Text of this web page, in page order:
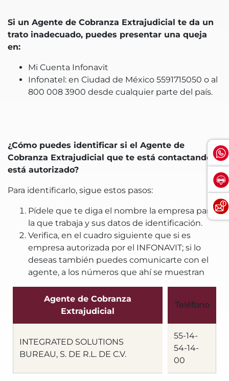
Si un Agente de Cobranza Extrajudicial te da un
trato inadecuado, puedes presentar una queja
en:
Mi Cuenta Infonavit
Infonatel: en Ciudad de México 5591715050 o al
800 008 3900 desde cualquier parte del país.
¿Cómo puedes identificar si el Agente de
Cobranza Extrajudicial que te está contactando
está autorizado?
Para identificarlo, sigue estos pasos:
Pídele que te diga el nombre la empresa para
la que trabaja y sus datos de identificación.
Verifica, en el cuadro siguiente que si es
empresa autorizada por el INFONAVIT; si lo
deseas también puedes comunicarte con el
agente, a los números que ahí se muestran
Agente de Cobranza
Extrajudicial
Teléfono
INTEGRATED SOLUTIONS
BUREAU, S. DE R.L. DE C.V.
55-14-
54-14-
00